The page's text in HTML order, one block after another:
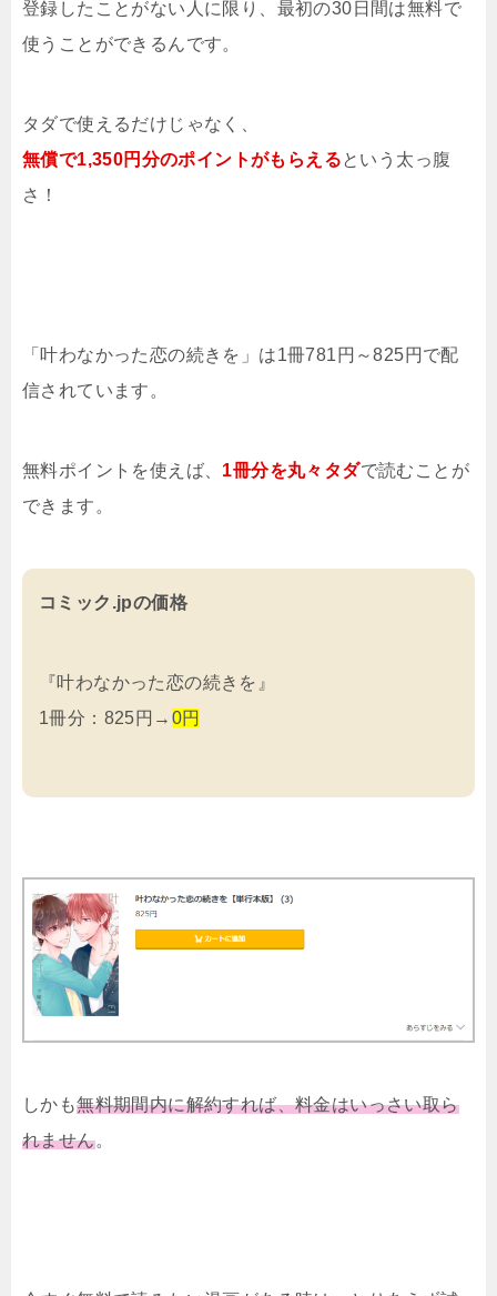
登録したことがない人に限り、最初の30日間は無料で
使うことができるんです。
タダで使えるだけじゃなく、
無償で1,350円分のポイントがもらえるという太っ腹
さ！
「叶わなかった恋の続きを」は1冊781円～825円で配
信されています。
無料ポイントを使えば、 1冊分を丸々タダで読むことが
できます。
コミック.jpの価格
『叶わなかった恋の続きを』
1冊分：825円→ 0円
しかも無料期間内に解約すれば、料金はいっさい取ら
れません。